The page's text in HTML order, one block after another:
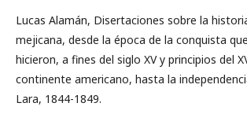
Lucas Alamán, Disertaciones sobre la
mejicana, desde la época de la conquista
hicieron, a fines del siglo XV y principios del
continente americano, hasta la
Lara, 1844-1849.